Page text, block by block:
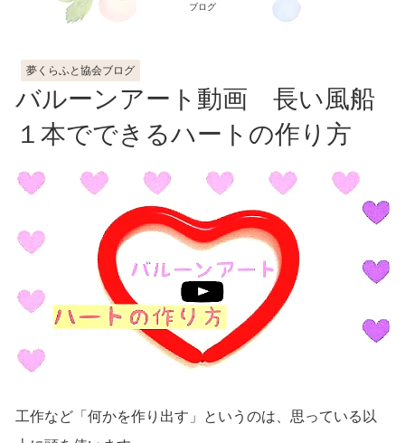
ブログ
夢くらふと協会ブログ
バルーンアート動画 長い風船
１本でできるハートの作り方
工作など「何かを作り出す」というのは、思っている以